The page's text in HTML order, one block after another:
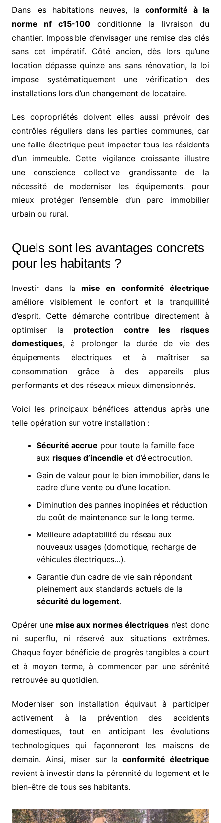
Dans les habitations neuves, laconformité à la
norme nf c15-100 conditionne la livraison du
chantier. Impossible d’envisager une remise des clés
sans cet impératif. Côté ancien, dès lors qu’une
location dépasse quinze ans sans rénovation, la loi
impose systématiquement une vérification des
installations lors d’un changement de locataire.
Les copropriétés doivent elles aussi prévoir des
contrôles réguliers dans les parties communes, car
une faille électrique peut impacter tous les résidents
d’un immeuble. Cette vigilance croissante illustre
une conscience collective grandissante de la
nécessité de moderniser les équipements, pour
mieux protéger l’ensemble d’un parc immobilier
urbain ou rural.
Quels sont les avantages concrets
pour les habitants ?
Investir dans la mise en conformité électrique
améliore visiblement le confort et la tranquillité
d’esprit. Cette démarche contribue directement à
optimiser la protection contre les risques
domestiques, à prolonger la durée de vie des
équipements électriques et à maîtriser sa
consommation grâce à des appareils plus
performants et des réseaux mieux dimensionnés.
Voici les principaux bénéfices attendus après une
telle opération sur votre installation :
Sécurité accrue pour toute la famille face
aux risques d’incendie et d’électrocution.
Gain de valeur pour le bien immobilier, dans le
cadre d’une vente ou d’une location.
Diminution des pannes inopinées et réduction
du coût de maintenance sur le long terme.
Meilleure adaptabilité du réseau aux
nouveaux usages (domotique, recharge de
véhicules électriques…).
Garantie d’un cadre de vie sain répondant
pleinement aux standards actuels de la
sécurité du logement.
Opérer une mise aux normes électriquesn’est donc
ni superflu, ni réservé aux situations extrêmes.
Chaque foyer bénéficie de progrès tangibles à court
et à moyen terme, à commencer par une sérénité
retrouvée au quotidien.
Moderniser son installation équivaut à participer
activement à la prévention des accidents
domestiques, tout en anticipant les évolutions
technologiques qui façonneront les maisons de
demain. Ainsi, miser sur laconformité électrique
revient à investir dans la pérennité du logement et le
bien-être de tous ses habitants.
Navigation